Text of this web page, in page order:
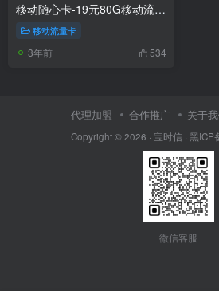
移动随心卡-19元80G移动流量卡推荐
移动流量卡
3年前 534
代理加盟 合作推广 关于
Copyright © 2026 · 宝时信· 黑ICP
微信客服